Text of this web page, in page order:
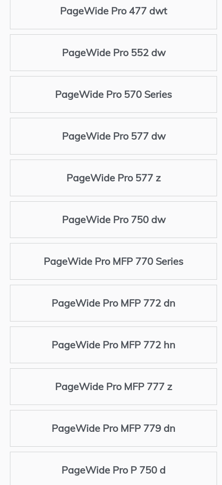
PageWide Pro 477 dwt
PageWide Pro 552 dw
PageWide Pro 570 Series
PageWide Pro 577 dw
PageWide Pro 577 z
PageWide Pro 750 dw
PageWide Pro MFP 770 Series
PageWide Pro MFP 772 dn
PageWide Pro MFP 772 hn
PageWide Pro MFP 777 z
PageWide Pro MFP 779 dn
PageWide Pro P 750 d